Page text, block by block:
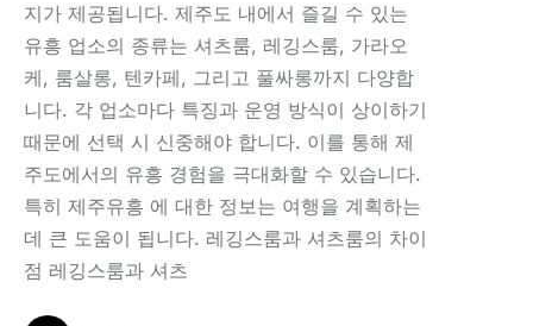
지가 제공됩니다. 제주도 내에서 즐길 수 있는
유흥 업소의 종류는 셔츠룸, 레깅스룸, 가라오
케, 룸살롱, 텐카페, 그리고 풀싸롱까지 다양합
니다. 각 업소마다 특징과 운영 방식이 상이하기
때문에 선택 시 신중해야 합니다. 이를 통해 제
주도에서의 유흥 경험을 극대화할 수 있습니다.
특히 제주유흥 에 대한 정보는 여행을 계획하는
데 큰 도움이 됩니다. 레깅스룸과 셔츠룸의 차이
점 레깅스룸과 셔츠